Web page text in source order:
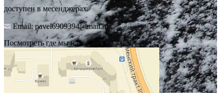
доступен в месенджерах.
Email: pavel6909394@mail.ru
Посмотреть где мы находимся